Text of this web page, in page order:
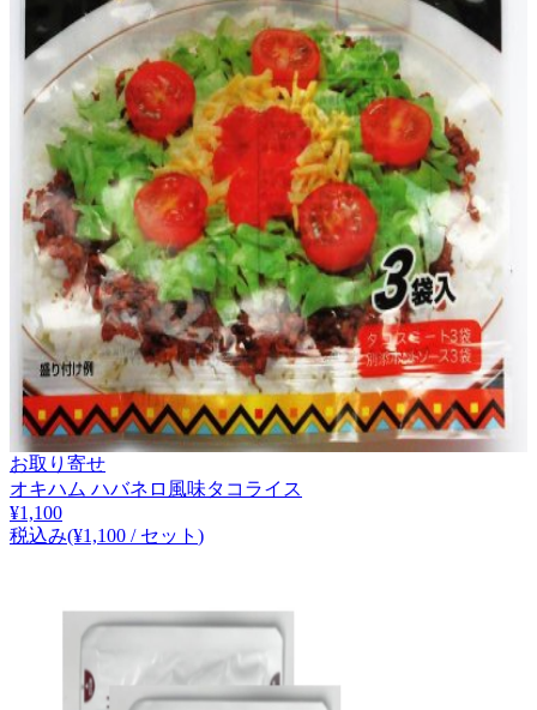
お取り寄せ
オキハム ハバネロ風味タコライス
¥1,100
税込み(¥1,100 / セット )